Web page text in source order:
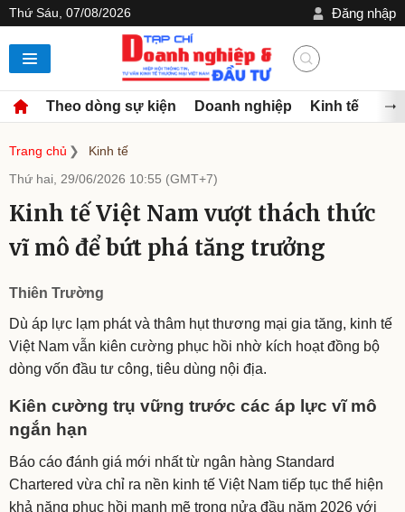
Thứ Sáu, 07/08/2026 Đăng nhập
Theo dòng sự kiện Doanh nghiệp Kinh tế
Trang chủ
Kinh tế
Thứ hai, 29/06/2026 10:55 (GMT+7)
Kinh tế Việt Nam vượt thách thức
vĩ mô để bứt phá tăng trưởng
Thiên Trường
Dù áp lực lạm phát và thâm hụt thương mại gia tăng, kinh tế
Việt Nam vẫn kiên cường phục hồi nhờ kích hoạt đồng bộ
dòng vốn đầu tư công, tiêu dùng nội địa.
Kiên cường trụ vững trước các áp lực vĩ mô
ngắn hạn
Báo cáo đánh giá mới nhất từ ngân hàng Standard
Chartered vừa chỉ ra nền kinh tế Việt Nam tiếp tục thể hiện
khả năng phục hồi mạnh mẽ trong nửa đầu năm 2026 với